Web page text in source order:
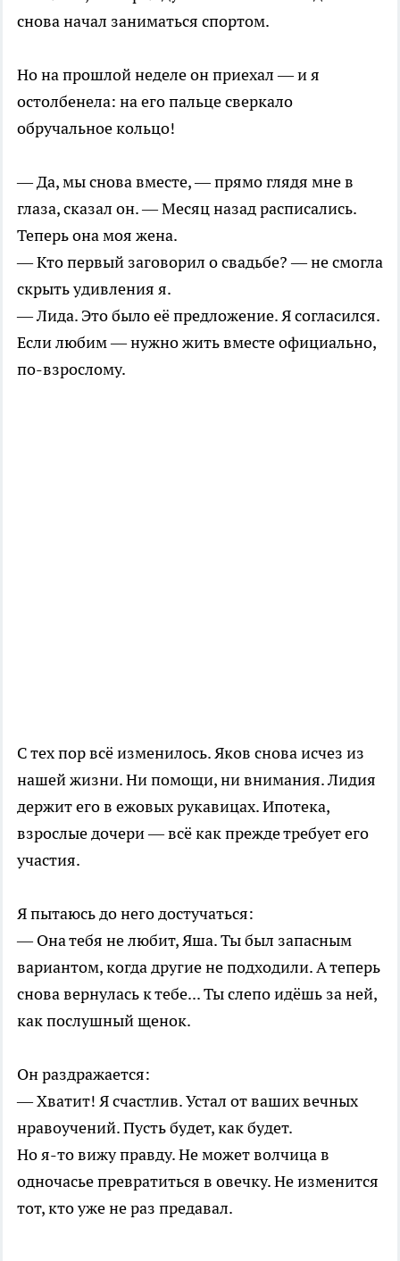
снова начал заниматься спортом.
Но на прошлой неделе он приехал — и я
остолбенела: на его пальце сверкало
обручальное кольцо!
— Да, мы снова вместе, — прямо глядя мне в
глаза, сказал он. — Месяц назад расписались.
Теперь она моя жена.
— Кто первый заговорил о свадьбе? — не смогла
скрыть удивления я.
— Лида. Это было её предложение. Я согласился.
Если любим — нужно жить вместе официально,
по-взрослому.
С тех пор всё изменилось. Яков снова исчез из
нашей жизни. Ни помощи, ни внимания. Лидия
держит его в ежовых рукавицах. Ипотека,
взрослые дочери — всё как прежде требует его
участия.
Я пытаюсь до него достучаться:
— Она тебя не любит, Яша. Ты был запасным
вариантом, когда другие не подходили. А теперь
снова вернулась к тебе... Ты слепо идёшь за ней,
как послушный щенок.
Он раздражается:
— Хватит! Я счастлив. Устал от ваших вечных
нравоучений. Пусть будет, как будет.
Но я-то вижу правду. Не может волчица в
одночасье превратиться в овечку. Не изменится
тот, кто уже не раз предавал.